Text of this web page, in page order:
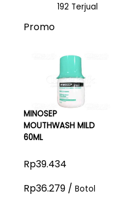
192 Terjual
Promo
MINOSEP
MOUTHWASH MILD
60ML
Rp39.434
Rp36.279 / Botol